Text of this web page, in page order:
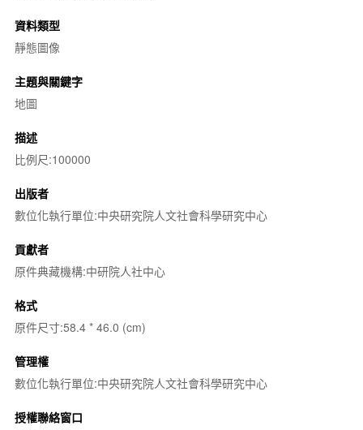
資料類型
靜態圖像
主題與關鍵字
地圖
描述
比例尺:100000
出版者
數位化執行單位:中央研究院人文社會科學研究中心
貢獻者
原件典藏機構:中研院人社中心
格式
原件尺寸:58.4 * 46.0 (cm)
管理權
數位化執行單位:中央研究院人文社會科學研究中心
授權聯絡窗口